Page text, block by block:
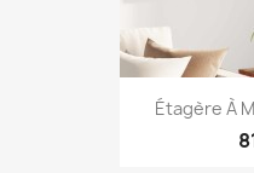
Étagère À